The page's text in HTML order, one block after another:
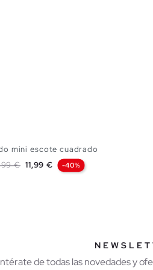
mini escote cuadrado
base
€ Precio
11,99 € -40%
de todas las novedades y